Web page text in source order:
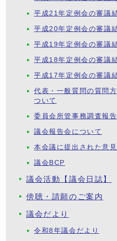
平成21年定例会の審議
平成20年定例会の審議
平成19年定例会の審議
平成18年定例会の審議
平成17年定例会の審議
代表・一般質問の質問
ついて
委員会所管事務調査報
議会報告会について
本会議に提出された意
議会BCP
議会活動【議会日誌】
傍聴・請願のご案内
議会だより
令和8年議会だより